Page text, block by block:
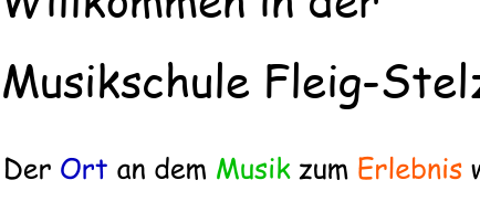
Musikschule Fleig-